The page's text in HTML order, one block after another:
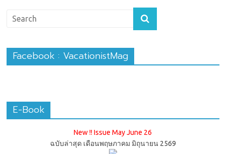
Facebook : VacationistMag
E-Book
New !! Issue May June 26
ฉบับล่าสุด เดือนพฤษภาคม มิถุนายน 2569